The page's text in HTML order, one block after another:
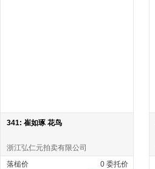
341: 崔如琢 花鸟
浙江弘仁元拍卖有限公司
落槌价
0 委托价